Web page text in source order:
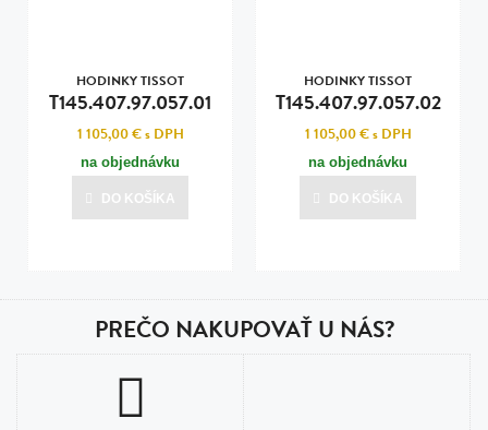
HODINKY TISSOT
T145.407.97.057.01
1 105,00 €s DPH
na objednávku
DO KOŠÍKA
HODINKY TISSOT
T145.407.97.057.02
1 105,00 €s DPH
na objednávku
DO KOŠÍKA
PREČO NAKUPOVAŤ U NÁS?